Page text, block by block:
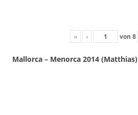
« ‹ von 8
Mallorca – Menorca 2014 (Matthias)